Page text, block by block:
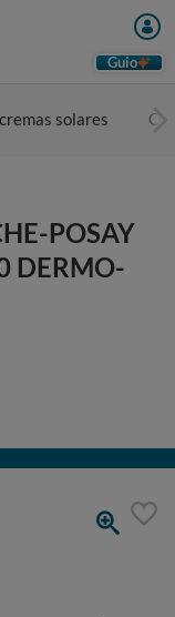
Guio
solares
POSAY
DERMO-